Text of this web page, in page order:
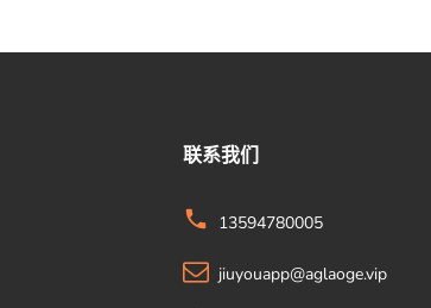
联系我们
13594780005
jiuyouapp@aglaoge.vip